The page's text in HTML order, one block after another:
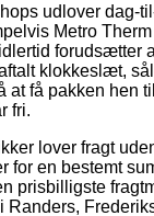
udlover dag-
Metro
forudsætter
klokkeslæt,
at få pakken hen
fri.
lover fragt
for en bestemt
prisbilligste
Randers,